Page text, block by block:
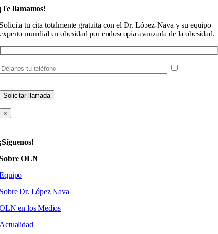
¡Te llamamos!
Solicita tu cita totalmente gratuita con el Dr. López-Nava y su equipo
experto mundial en obesidad por endoscopia avanzada de la obesidad.
×
¡Síguenos!
Sobre OLN
Equipo
Sobre Dr. López Nava
OLN en los Medios
Actualidad